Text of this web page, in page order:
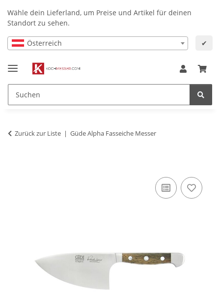
Wähle dein Lieferland, um Preise und Artikel für deinen
Standort zu sehen.
Österreich ✔
Zurück zur Liste Güde Alpha Fasseiche Messer